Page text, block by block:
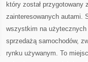
który został przygotowany
zainteresowanych autami.
wszystkim na
sprzedażą samochodów,
rynku używanym. To